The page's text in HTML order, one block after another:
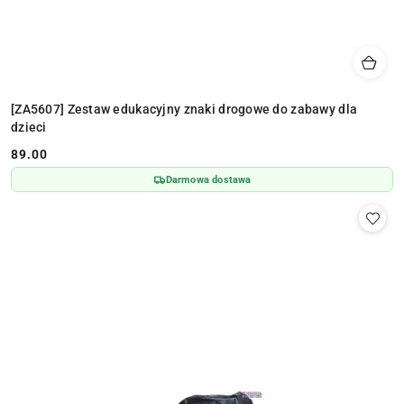
[ZA5607] Zestaw edukacyjny znaki drogowe do zabawy dla
dzieci
Cena:
89.00
Darmowa dostawa